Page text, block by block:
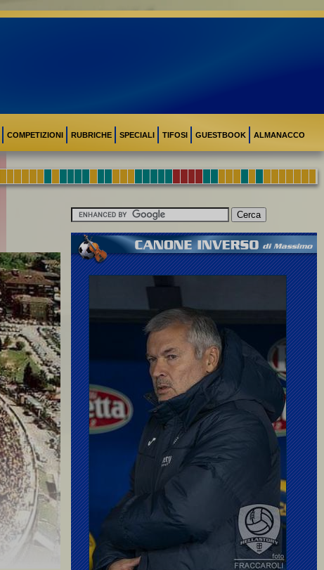
COMPETIZIONI RUBRICHE SPECIALI TIFOSI GUESTBOOK ALMANACCO